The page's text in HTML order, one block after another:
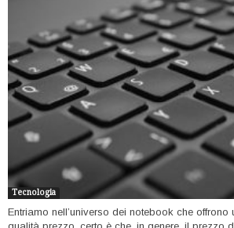
Tecnologia
Entriamo nell’universo dei notebook che offrono